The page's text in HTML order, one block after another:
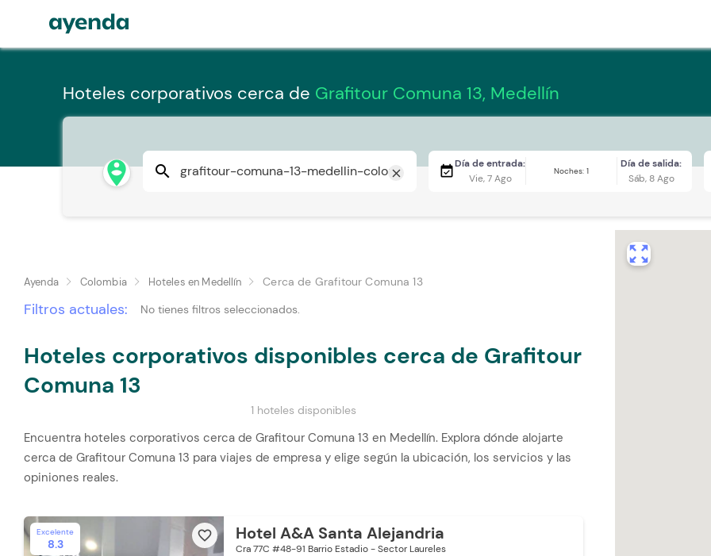
Hoteles corporativos cerca de Grafitour Comuna 13, Medellín
person_pin_circle search close event_availableDía de entrada:
Vie, 7 Ago
Noches: 1
Día de salida:
Sáb, 8 Ago
Ayenda Colombia Hoteles en Medellín Cerca de Grafitour Comuna 13
Filtros actuales: No tienes filtros seleccionados.
Hoteles corporativos disponibles cerca de Grafitour
Comuna 13
1 hoteles disponibles
Encuentra hoteles corporativos cerca de Grafitour Comuna 13 en Medellín. Explora dónde alojarte
cerca de Grafitour Comuna 13 para viajes de empresa y elige según la ubicación, los servicios y las
opiniones reales.
Excelente
8.3
favorite_border Hotel A&A Santa Alejandria
Cra 77C #48-91 Barrio Estadio - Sector Laureles
zoom_out_map